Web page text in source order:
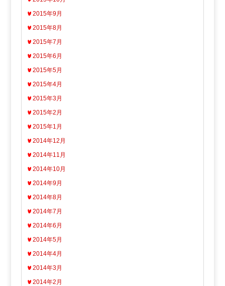
2015年9月
2015年8月
2015年7月
2015年6月
2015年5月
2015年4月
2015年3月
2015年2月
2015年1月
2014年12月
2014年11月
2014年10月
2014年9月
2014年8月
2014年7月
2014年6月
2014年5月
2014年4月
2014年3月
2014年2月